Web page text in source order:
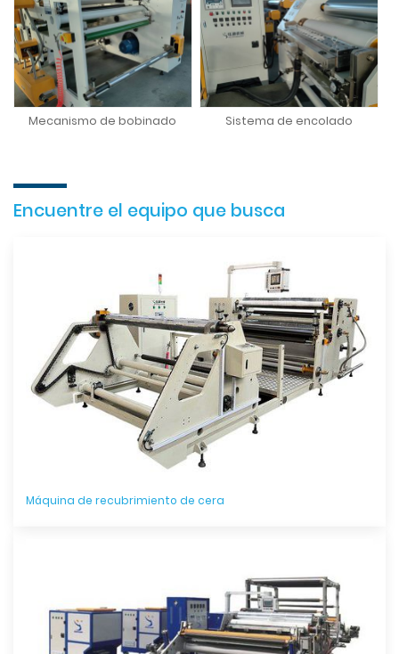
Mecanismo de bobinado Sistema de encolado
Encuentre el equipo que busca
Máquina de recubrimiento de cera